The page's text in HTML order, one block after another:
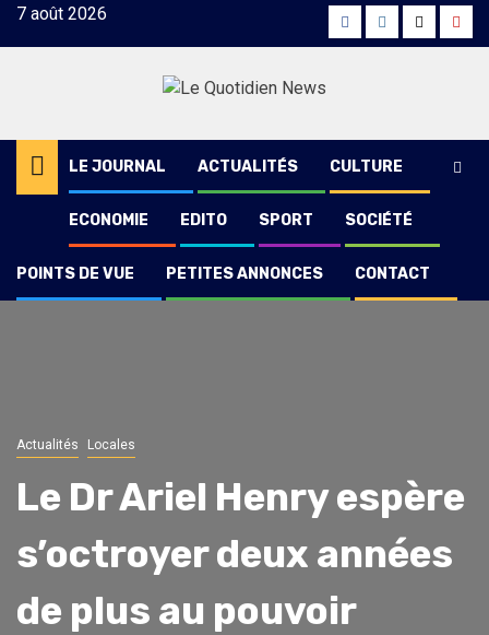
Skip7 août 2026 FacebookInstagram
Twitter
LE JOURNAL ACTUALITÉS CULTURE
ECONOMIE EDITO SPORT SOCIÉTÉ
POINTS DE VUE PETITES ANNONCES CONTACT
Actualités Locales
Le Dr Ariel Henry espère
s’octroyer deux années
de plus au pouvoir